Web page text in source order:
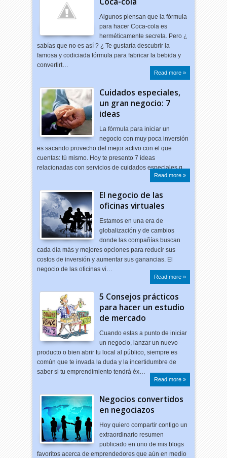
Algunos piensan que la fórmula
para hacer Coca-cola es
herméticamente secreta. Pero ¿
sabías que no es así ? ¿ Te gustaría descubrir la
famosa y codiciada fórmula para fabricar la bebida y
convertirt…
Read more »
Cuidados especiales,
un gran negocio: 7
ideas
La fórmula para iniciar un
negocio con muy poca inversión
es sacando provecho del mejor activo con el que
cuentas: tú mismo. Hoy te presento 7 ideas
relacionadas con servicios de cuidados especiales q…
Read more »
El negocio de las
oficinas virtuales
Estamos en una era de
globalización y de cambios
donde las compañías buscan
cada día más y mejores opciones para reducir sus
costos de inversión y aumentar sus ganancias. El
negocio de las oficinas vi…
Read more »
5 Consejos prácticos
para hacer un estudio
de mercado
Cuando estas a punto de iniciar
un negocio, lanzar un nuevo
producto o bien abrir tu local al público, siempre es
común que te invada la duda y la incertidumbre de
saber si tu emprendimiento tendrá éx…
Read more »
Negocios convertidos
en negociazos
Hoy quiero compartir contigo un
extraordinario resumen
publicado en uno de mis blogs
favoritos acerca de emprendedores que aún en medio